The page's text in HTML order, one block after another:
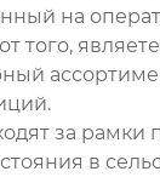
на
того,
за
в